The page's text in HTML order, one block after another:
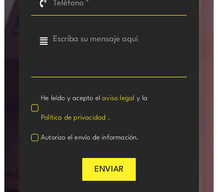
He leído y acepto elaviso legal y la
Política de privacidad .
Autorizo el envío de información.
ENVIAR